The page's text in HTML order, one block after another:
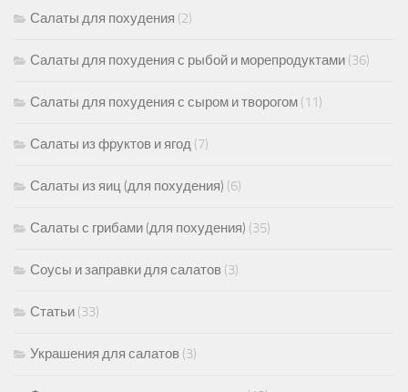
Салаты для похудения (2)
Салаты для похудения с рыбой и морепродуктами (36)
Салаты для похудения с сыром и творогом (11)
Салаты из фруктов и ягод (7)
Салаты из яиц (для похудения) (6)
Салаты с грибами (для похудения) (35)
Соусы и заправки для салатов (3)
Статьи (33)
Украшения для салатов (3)